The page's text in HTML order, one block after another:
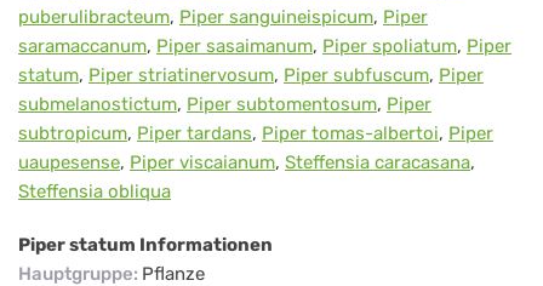
puberulibracteum, Piper sanguineispicum, Piper
saramaccanum, Piper sasaimanum, Piper spoliatum, Piper
statum, Piper striatinervosum, Piper subfuscum, Piper
submelanostictum, Piper subtomentosum, Piper
subtropicum, Piper tardans, Piper tomas-albertoi, Piper
uaupesense, Piper viscaianum, Steffensia caracasana,
Steffensia obliqua
Piper statum Informationen
Hauptgruppe: Pflanze